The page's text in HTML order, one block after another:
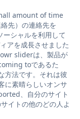
amount of time
先）の連絡先を
シャルを利用して
アを成長させました
sliderは、製品が
toであるた
方法です。それは彼
に素晴らしいオンサ
、自分のサイト
イトの他のどの人よ